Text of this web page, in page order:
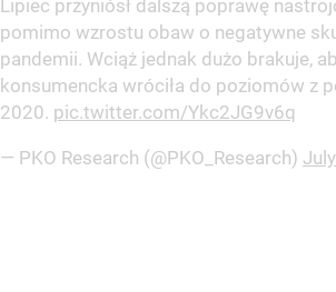
Lipiec przyniósł dalszą poprawę
pomimo wzrostu obaw o negatywne
pandemii. Wciąż jednak dużo brakuje,
konsumencka wróciła do poziomów z
2020. pic.twitter.com/Ykc2JG9v6q
— PKO Research (@PKO_Research)